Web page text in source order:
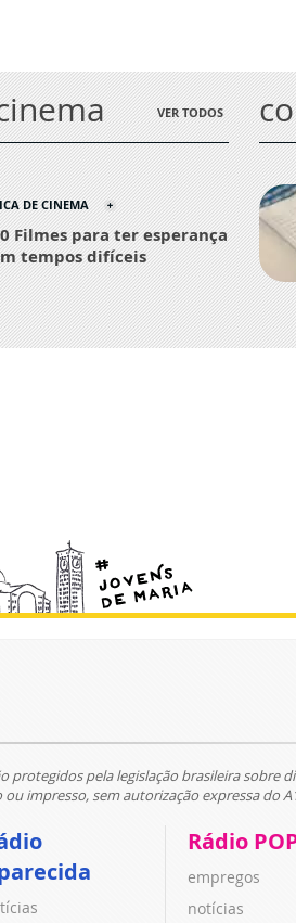
VER TODOS
DE CINEMA
Filmes para ter esperança
tempos difíceis
protegidos pela legislação brasileira sobre
impresso, sem autorização expressa do
Rádio
empregos
notícias